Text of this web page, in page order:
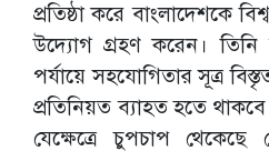
প্রতিষ্ঠা করে বাংলাদেশকে
উদ্যোগ গ্রহণ করেন।
পর্যায়ে সহযোগিতার সূত্র
প্রতিনিয়ত ব্যাহত হতে
যেক্ষেত্রে চুপচাপ থেকেছে